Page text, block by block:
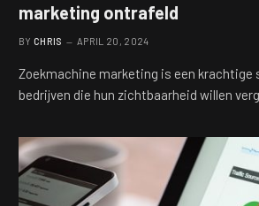
marketing ontrafeld
BY CHRIS APRIL 20, 2024
Zoekmachine marketing is een krachtige
bedrijven die hun zichtbaarheid willen